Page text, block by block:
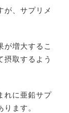
が、サプリメ
が増大するこ
摂取するよう
れに亜鉛サプ
ます。